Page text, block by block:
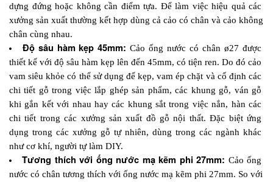
dựng đứng hoặc không cần điểm tựa. Để làm việc hiệu quả các
xưởng sản xuất thường kết hợp dùng cả cảo có chân và cảo không
chân cùng nhau.
Độ sâu hàm kẹp 45mm: Cảo ống nước có chân ø27 được
thiết kế với độ sâu hàm kẹp lên đến 45mm, có tiện ren. Do đó cảo
vam siêu khỏe có thể sử dụng để kẹp, vam ép chặt và cố định các
chi tiết gỗ trong việc lắp ghép sản phẩm, các khung gỗ, ván gỗ
khi gắn kết với nhau hay các khung sắt trong việc nắn, hàn các
chi tiết trong các xưởng sản xuất đồ gỗ nội thất. Đặc biệt ứng
dụng trong các xưởng gỗ tự nhiên, dùng trong các ngành khác
như cơ khí, người tự làm DIY.
Tương thích với ống nước mạ kẽm phi 27mm: Cảo ống
nước có chân tương thích với ống nước mạ kẽm phi 27mm. So với